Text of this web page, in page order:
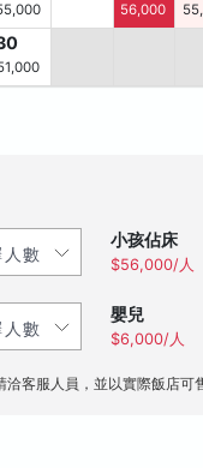
56,000
小孩佔床
$56,000/人
嬰兒
$6,000/人
洽客服人員，並以實際飯店可